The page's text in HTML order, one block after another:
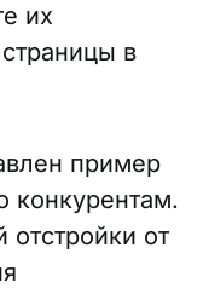
их
в
пример
конкурентам.
от